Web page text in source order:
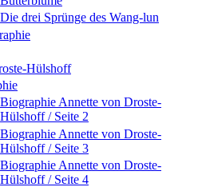
Die drei Sprünge des Wang-lun
Hülshoff
Biographie Annette von Droste-
Hülshoff / Seite 2
Biographie Annette von Droste-
Hülshoff / Seite 3
Biographie Annette von Droste-
Hülshoff / Seite 4